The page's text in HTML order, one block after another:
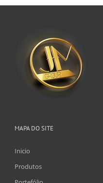
MAPA DO SITE
Inicio
Produtos